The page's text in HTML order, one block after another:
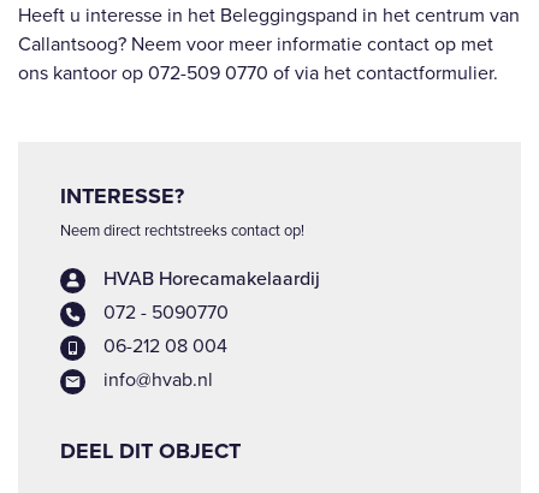
Heeft u interesse in het Beleggingspand in het centrum van
Callantsoog? Neem voor meer informatie contact op met
ons kantoor op 072-509 0770 of via het contactformulier.
INTERESSE?
Neem direct rechtstreeks contact op!
HVAB Horecamakelaardij
072 - 5090770
06-212 08 004
info@hvab.nl
DEEL DIT OBJECT